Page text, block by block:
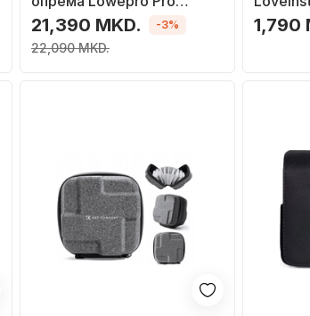
Trekker BP 350 AW II, за
DSLR и безогледални
21,390 MKD.
22,090 MKD.
-3%
Instax
1,790